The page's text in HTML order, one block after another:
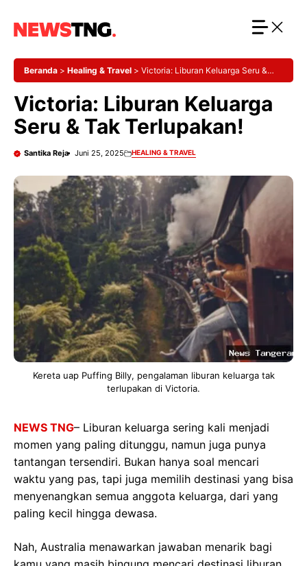
Beranda > Healing & Travel > Victoria: Liburan Keluarga Seru &
Victoria: Liburan Keluarga
Seru & Tak Terlupakan!
Santika Reja Juni 25, 2025 HEALING & TRAVEL
Kereta uap Puffing Billy, pengalaman liburan keluarga tak
terlupakan di Victoria.
NEWS TNG– Liburan keluarga sering kali menjadi
momen yang paling ditunggu, namun juga punya
tantangan tersendiri. Bukan hanya soal mencari
waktu yang pas, tapi juga memilih destinasi yang bisa
menyenangkan semua anggota keluarga, dari yang
paling kecil hingga dewasa.
Nah, Australia menawarkan jawaban menarik bagi